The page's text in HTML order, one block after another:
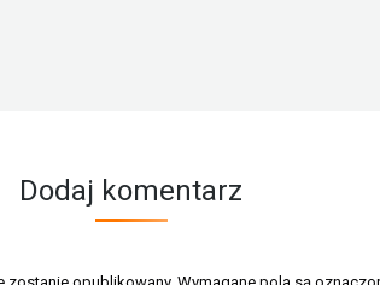
Dodaj komentarz